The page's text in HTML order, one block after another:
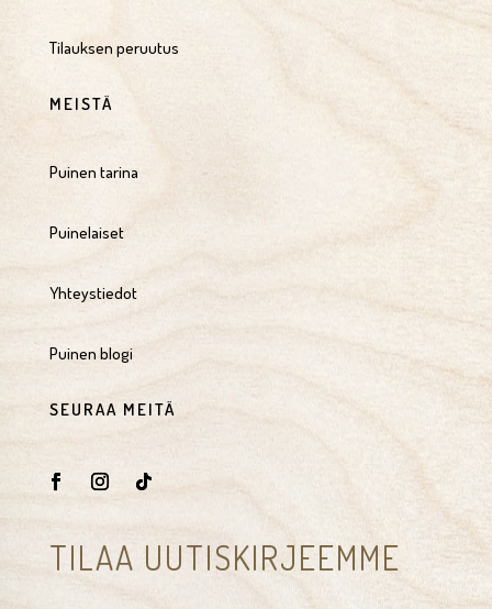
Tilauksen peruutus
MEISTÄ
Puinen tarina
Puinelaiset
Yhteystiedot
Puinen blogi
SEURAA MEITÄ
TILAA UUTISKIRJEEMME